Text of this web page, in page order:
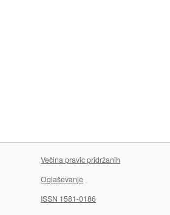
Večina pravic pridržanih
Oglaševanje
ISSN 1581-0186